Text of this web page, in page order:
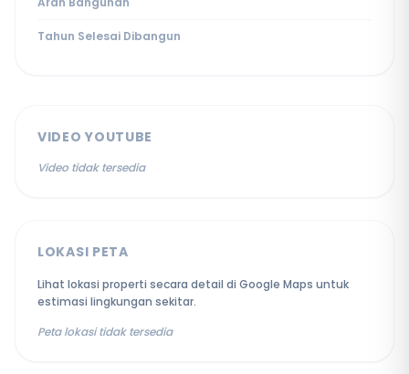
Tahun Selesai Dibangun
VIDEO YOUTUBE
Video tidak tersedia
LOKASI PETA
Lihat lokasi properti secara detail di Google Maps untuk
estimasi lingkungan sekitar.
Peta lokasi tidak tersedia